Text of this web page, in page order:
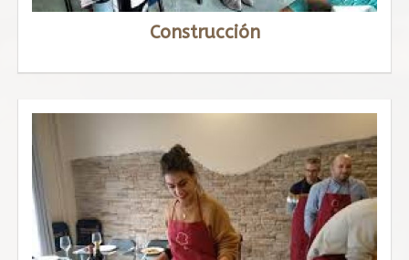
Construcción